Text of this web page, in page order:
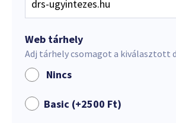
Web tárhely
Adj tárhely csomagot a kiválasztott
Nincs
Basic (+2500 Ft)